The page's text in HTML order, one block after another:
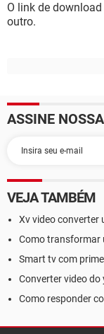
O link de
outro.
ASSINE
VEJA TAMBÉM
Xv video converter
Como transformar
Smart tv com
Converter video
Como responder